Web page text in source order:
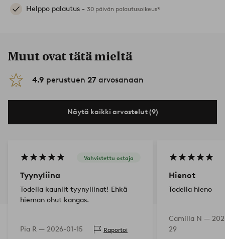
Helppo palautus - 30 päivän palautusoikeus*
Muut ovat tätä mieltä
4.9 perustuen 27 arvosanaan
Näytä kaikki arvostelut (9)
Vahvistettu ostaja
Tyynyliina
Todella kauniit tyynyliinat! Ehkä
hieman ohut kangas.
Pia R — 2026-01-15 Raportoi
Hienot
Todella hieno
Camilla N —
29